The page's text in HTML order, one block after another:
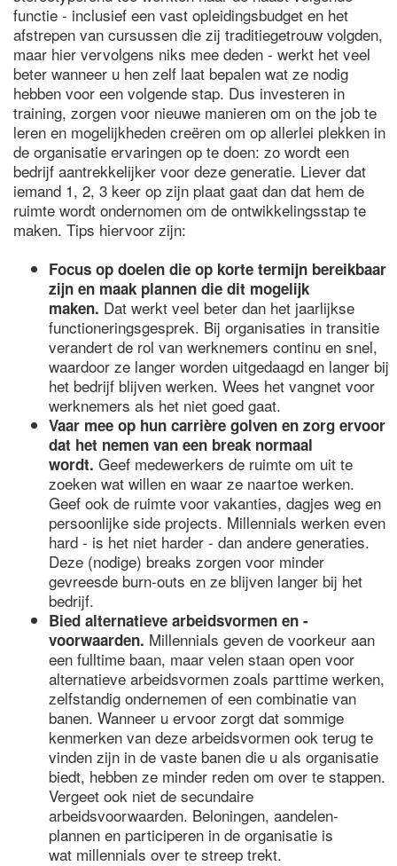
functie - inclusief een vast opleidingsbudget en het
afstrepen van cursussen die zij traditiegetrouw volgden,
maar hier vervolgens niks mee deden - werkt het veel
beter wanneer u hen zelf laat bepalen wat ze nodig
hebben voor een volgende stap. Dus investeren in
training, zorgen voor nieuwe manieren om on the job te
leren en mogelijkheden creëren om op allerlei plekken in
de organisatie ervaringen op te doen: zo wordt een
bedrijf aantrekkelijker voor deze generatie. Liever dat
iemand 1, 2, 3 keer op zijn plaat gaat dan dat hem de
ruimte wordt ondernomen om de ontwikkelingsstap te
maken. Tips hiervoor zijn:
Focus op doelen die op korte termijn bereikbaar
zijn en maak plannen die dit mogelijk
maken. Dat werkt veel beter dan het jaarlijkse
functioneringsgesprek. Bij organisaties in transitie
verandert de rol van werknemers continu en snel,
waardoor ze langer worden uitgedaagd en langer bij
het bedrijf blijven werken. Wees het vangnet voor
werknemers als het niet goed gaat.
Vaar mee op hun carrière golven en zorg ervoor
dat het nemen van een break normaal
wordt. Geef medewerkers de ruimte om uit te
zoeken wat willen en waar ze naartoe werken.
Geef ook de ruimte voor vakanties, dagjes weg en
persoonlijke side projects. Millennials werken even
hard - is het niet harder - dan andere generaties.
Deze (nodige) breaks zorgen voor minder
gevreesde burn-outs en ze blijven langer bij het
bedrijf.
Bied alternatieve arbeidsvormen en -
voorwaarden. Millennials geven de voorkeur aan
een fulltime baan, maar velen staan open voor
alternatieve arbeidsvormen zoals parttime werken,
zelfstandig ondernemen of een combinatie van
banen. Wanneer u ervoor zorgt dat sommige
kenmerken van deze arbeidsvormen ook terug te
vinden zijn in de vaste banen die u als organisatie
biedt, hebben ze minder reden om over te stappen.
Vergeet ook niet de secundaire
arbeidsvoorwaarden. Beloningen, aandelen-
plannen en participeren in de organisatie is
wat millennials over te streep trekt.